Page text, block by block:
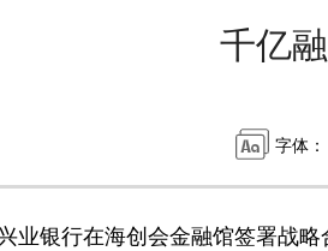
千亿
字体：
银行在海创会金融馆签署战略